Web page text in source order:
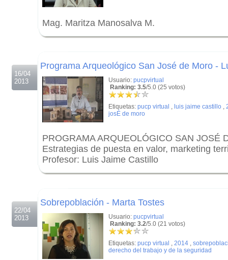
Mag. Maritza Manosalva M.
16/04
2013
Programa Arqueológico San José de Moro -
Usuario: pucpvirtual
Ranking: 3.5/5.0 (25 votos)
Etiquetas: pucp virtual , luis jaime castillo ,
josÉ de moro
PROGRAMA ARQUEOLÓGICO SAN JOSÉ
Estrategias de puesta en valor, marketing
Profesor: Luis Jaime Castillo
22/04
2013
Sobrepoblación - Marta Tostes
Usuario: pucpvirtual
Ranking: 3.2/5.0 (21 votos)
Etiquetas: pucp virtual , 2014 ,
derecho del trabajo y de la seguridad